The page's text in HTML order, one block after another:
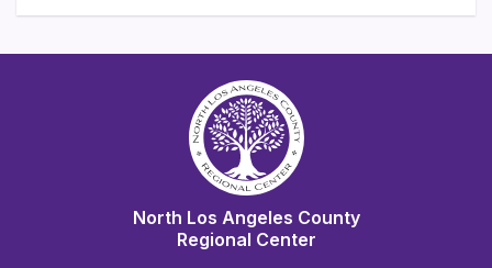
North Los Angeles County
Regional Center